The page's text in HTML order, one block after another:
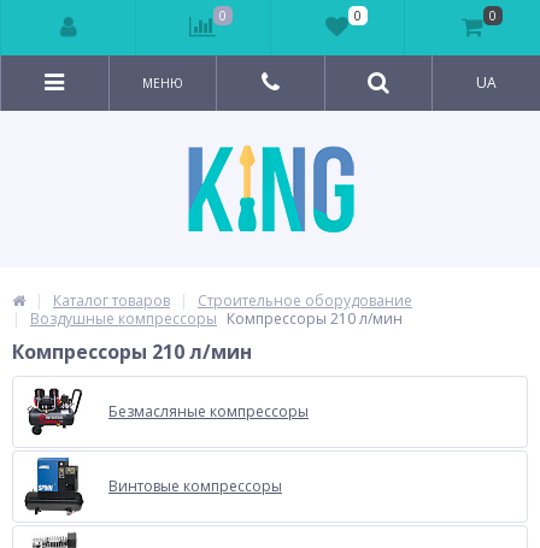
МЕНЮ UA
Каталог товаров
Строительное оборудование
Воздушные компрессоры Компрессоры 210 л/мин
Компрессоры 210 л/мин
Безмасляные компрессоры
Винтовые компрессоры
0 0 0